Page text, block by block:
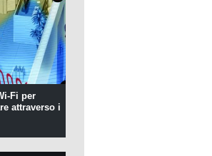
Fi per
attraverso i